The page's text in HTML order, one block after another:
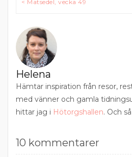
< Matsedel, vecka 49
Helena
Hämtar inspiration från resor,
med vänner och gamla
hittar jag i Hötorgshallen. Och
10 kommentarer